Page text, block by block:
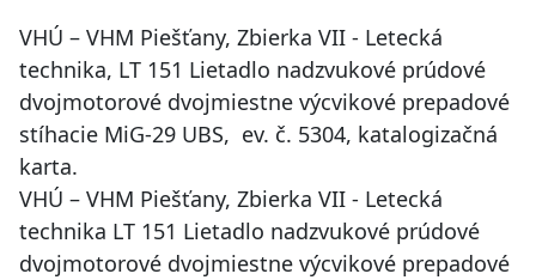
VHÚ – VHM Piešťany, Zbierka VII - Letecká
technika, LT 151 Lietadlo nadzvukové prúdové
dvojmotorové dvojmiestne výcvikové prepadové
stíhacie MiG-29 UBS, ev. č. 5304, katalogizačná
karta.
VHÚ – VHM Piešťany, Zbierka VII - Letecká
technika LT 151 Lietadlo nadzvukové prúdové
dvojmotorové dvojmiestne výcvikové prepadové